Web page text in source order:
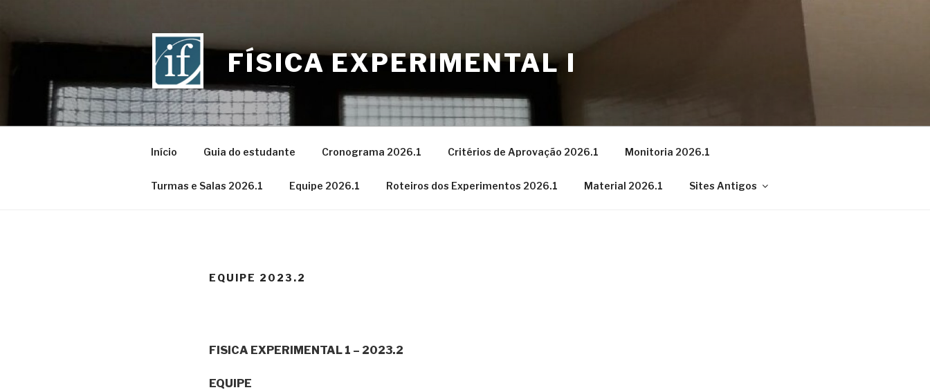
content
FÍSICA EXPERIMENTAL I
Início Guia do estudante Cronograma 2026.1 Critérios de Aprovação 2026.1 Monitoria 2026.1
Turmas e Salas 2026.1 Equipe 2026.1 Roteiros dos Experimentos 2026.1 Material 2026.1 Sites Antigos
EQUIPE 2023.2
FISICA EXPERIMENTAL 1 – 2023.2
EQUIPE